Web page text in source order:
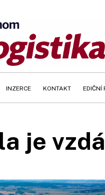
INZERCE KONTAKT EDIČNÍ
je